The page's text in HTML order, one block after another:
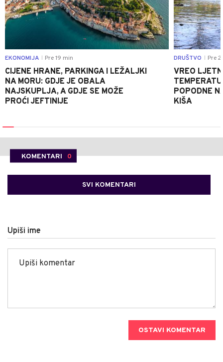
EKONOMIJA Pre 19 min
CIJENE HRANE, PARKINGA I LEŽALJKI
NA MORU: GDJE JE OBALA
NAJSKUPLJA, A GDJE SE MOŽE
PROĆI JEFTINIJE
DRUŠTVO Pre
VREO
POPODNE
KIŠA
KOMENTARI 0
SVI KOMENTARI
Upiši ime
OSTAVI KOMENTAR